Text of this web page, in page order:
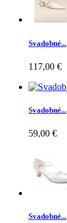
Svadobné...
117,00 €
Svadobné...
59,00 €
Svadobné...